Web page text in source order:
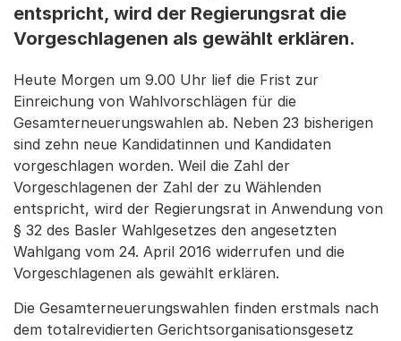
entspricht, wird der Regierungsrat die
Vorgeschlagenen als gewählt erklären.
Heute Morgen um 9.00 Uhr lief die Frist zur
Einreichung von Wahlvorschlägen für die
Gesamterneuerungswahlen ab. Neben 23 bisherigen
sind zehn neue Kandidatinnen und Kandidaten
vorgeschlagen worden. Weil die Zahl der
Vorgeschlagenen der Zahl der zu Wählenden
entspricht, wird der Regierungsrat in Anwendung von
§ 32 des Basler Wahlgesetzes den angesetzten
Wahlgang vom 24. April 2016 widerrufen und die
Vorgeschlagenen als gewählt erklären.
Die Gesamterneuerungswahlen finden erstmals nach
dem totalrevidierten Gerichtsorganisationsgesetz